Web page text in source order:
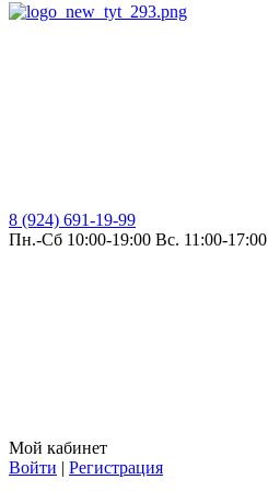
8 (924) 691-19-99
Пн.-Сб 10:00-19:00 Вс. 11:00-17:00
Мой кабинет
Войти | Регистрация